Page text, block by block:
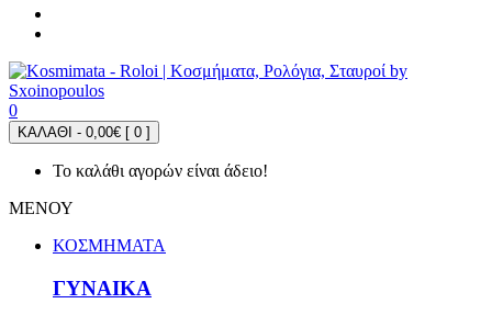
0
ΚΑΛΑΘΙ - 0,00€ [ 0 ]
Το καλάθι αγορών είναι άδειο!
ΜΕΝΟΥ
ΚΟΣΜΗΜΑΤΑ
ΓΥΝΑΙΚΑ